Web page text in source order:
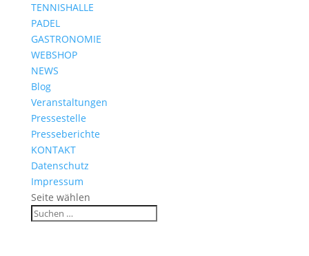
TENNISHALLE
PADEL
GASTRONOMIE
WEBSHOP
NEWS
Blog
Veranstaltungen
Pressestelle
Presseberichte
KONTAKT
Datenschutz
Impressum
Seite wählen